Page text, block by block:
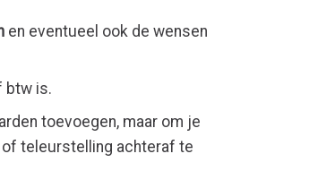
en eventueel ook de wensen
btw is.
toevoegen, maar om je
teleurstelling achteraf te